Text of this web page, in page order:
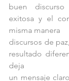
buen
exitosa y el
misma manera
discursos de
resultado
deja
un mensaje